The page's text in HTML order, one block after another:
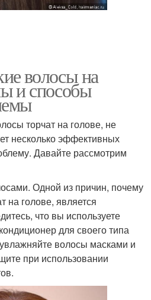
волосы на
и способы
торчат на голове, не
несколько эффективных
Давайте рассмотрим
Одной из причин, почему
на голове, является
что вы используете
для своего типа
волосы масками и
при использовании